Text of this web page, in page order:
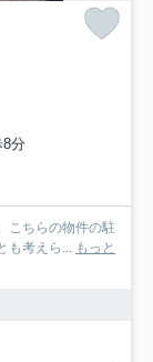
8分
こちらの物件の駐
も考えら... もっと